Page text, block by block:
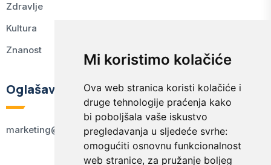
Mi koristimo kolačiće
Ova web stranica koristi kolačiće i
druge tehnologije praćenja kako
bi poboljšala vaše iskustvo
pregledavanja u sljedeće svrhe:
omogućiti osnovnu funkcionalnost
web stranice, za pružanje boljeg
Zdravlje
Kultura
Znanost
Oglašavanje
marketing@kodex.hr